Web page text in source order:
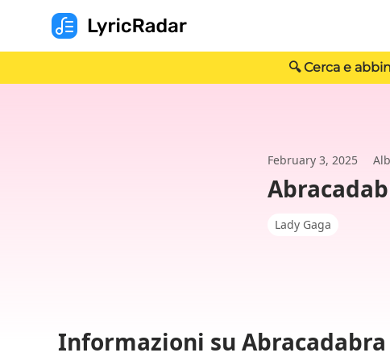
🔍 Cerca e
February 3, 2025
Lady Gaga
Informazioni su Abracadabra